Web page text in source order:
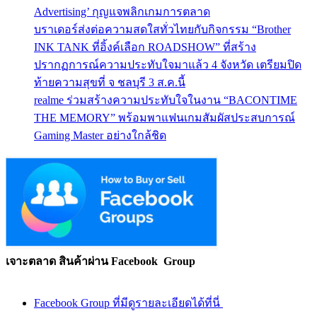
Advertising’ กุญแจพลิกเกมการตลาด
บราเดอร์ส่งต่อความสดใสทั่วไทยกับกิจกรรม “Brother
INK TANK ที่อิ้งค์เลือก ROADSHOW” ที่สร้าง
ปรากฏการณ์ความประทับใจมาแล้ว 4 จังหวัด เตรียมปิด
ท้ายความสุขที่ จ ชลบุรี 3 ส.ค.นี้
realme ร่วมสร้างความประทับใจในงาน “BACONTIME
THE MEMORY” พร้อมพาแฟนเกมสัมผัสประสบการณ์
Gaming Master อย่างใกล้ชิด
เจาะตลาด สินค้าผ่าน Facebook Group
Facebook Group ที่มีดูรายละเอียดได้ที่นี่